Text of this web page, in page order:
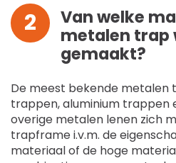
2
Van welke
metalen trap
gemaakt?
De meest bekende metalen
trappen, aluminium trappen
overige metalen lenen zich
trapframe i.v.m. de
materiaal of de hoge